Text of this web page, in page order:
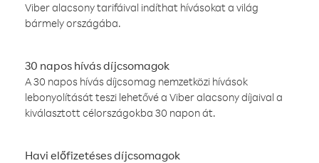
Viber alacsony tarifáival indíthat hívásokat a világ
bármely országába.
30 napos hívás díjcsomagok
A 30 napos hívás díjcsomag nemzetközi hívások
lebonyolítását teszi lehetővé a Viber alacsony díjaival a
kiválasztott célországokba 30 napon át.
Havi előfizetéses díjcsomagok